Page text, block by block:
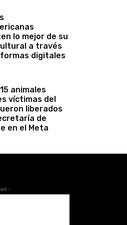
lo mejor de su
a través
digitales
animales
víctimas del
liberados
de
en el Meta
-